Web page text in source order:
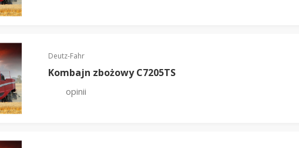
Deutz-Fahr
Kombajn zbożowy C7205TS
opinii